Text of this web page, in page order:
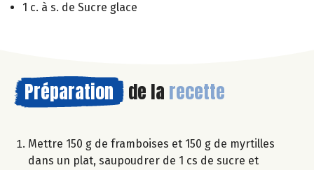
1 c. à s. de Sucre glace
Préparation de la recette
Mettre 150 g de framboises et 150 g de myrtilles
dans un plat, saupoudrer de 1 cs de sucre et